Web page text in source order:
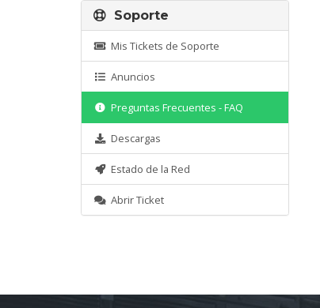
Soporte
Mis Tickets de Soporte
Anuncios
Preguntas Frecuentes - FAQ
Descargas
Estado de la Red
Abrir Ticket